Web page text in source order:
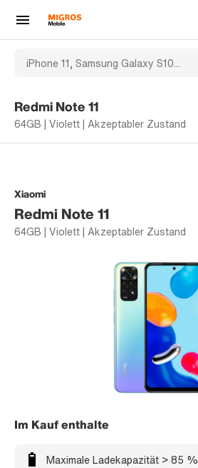
Redmi Note 11
64GB | Violett | Akzeptabler Zustand
Xiaomi
Redmi Note 11
64GB | Violett | Akzeptabler Zustand
Im Kauf enthalte
Maximale Ladekapazität > 85 %